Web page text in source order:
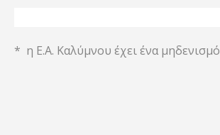
* η Ε.Α. Καλύμνου έχει ένα μηδενισμό